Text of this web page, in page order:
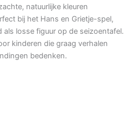
natuurlijke kleuren
bij het Hans en Grietje-spel,
losse figuur op de seizoentafel.
kinderen die graag verhalen
bedenken.